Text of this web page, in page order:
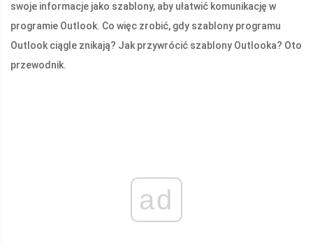
swoje informacje jako szablony, aby ułatwić komunikację w
programie Outlook. Co więc zrobić, gdy szablony programu
Outlook ciągle znikają? Jak przywrócić szablony Outlooka? Oto
przewodnik.
ad